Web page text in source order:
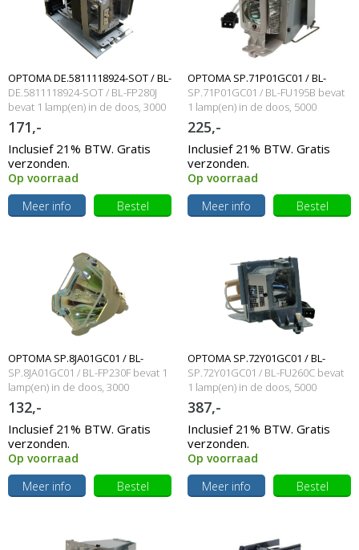
OPTOMA DE.5811118924-SOT / BL-
FP280J Originele lamp met
behuizing
DE.5811118924-SOT / BL-FP280J
bevat 1 lamp(en) in de doos, 3000
branduren en 280 Watt
171,-
Inclusief 21% BTW. Gratis
verzonden.
Op voorraad
Meer info
Bestel
OPTOMA SP.71P01GC01 / BL-
FU195B Originele lampmodule
SP.71P01GC01 / BL-FU195B bevat
1 lamp(en) in de doos, 5000
branduren en 195 Watt
225,-
Inclusief 21% BTW. Gratis
verzonden.
Op voorraad
Meer info
Bestel
OPTOMA SP.8JA01GC01 / BL-
FP230F Originele losse
beamerlamp
SP.8JA01GC01 / BL-FP230F bevat 1
lamp(en) in de doos, 3000
branduren en 230 Watt
132,-
Inclusief 21% BTW. Gratis
verzonden.
Op voorraad
Meer info
Bestel
OPTOMA SP.72Y01GC01 / BL-
FU260C Originele lampmodule
SP.72Y01GC01 / BL-FU260C bevat
1 lamp(en) in de doos, 5000
branduren en 0 Watt
387,-
Inclusief 21% BTW. Gratis
verzonden.
Op voorraad
Meer info
Bestel